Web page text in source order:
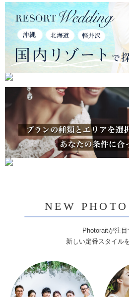
NEW
Photoraitが注目
新しい定番スタイル